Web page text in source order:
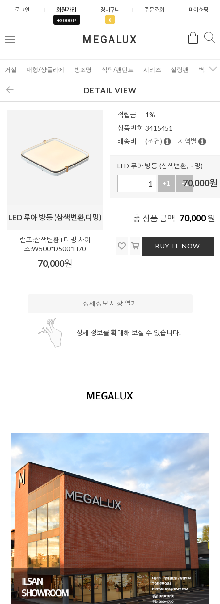
로그인 회원가입
+3000 P
장바구니
0
주문조회 마이쇼핑
MEGALUX
메
검
거실 대형/샹들리에 방조명 식탁/팬던트 시리즈 실링팬 벽조명
DETAIL VIEW
LED 루아 방등 (삼색변환,디밍)
램프:삼색변환+디밍 사이
즈:W500*D500*H70
70,000원
적립금
1%
상품번호 3415451
배송비
(조건) 지역별
LED 루아 방등 (삼색변환,디밍)
+1 -1
70,000원
총 상품 금액 70,000원
BUY IT NOW
상세정보 새창 열기
상세 정보를 확대해 보실 수 있습니다.